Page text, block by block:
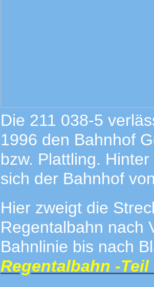
Die 211 038-5
1996 den Bahnhof
bzw. Plattling.
sich der Bahnhof
Hier zweigt die
Regentalbahn nach
Bahnlinie bis nach
Regentalbahn -Teil